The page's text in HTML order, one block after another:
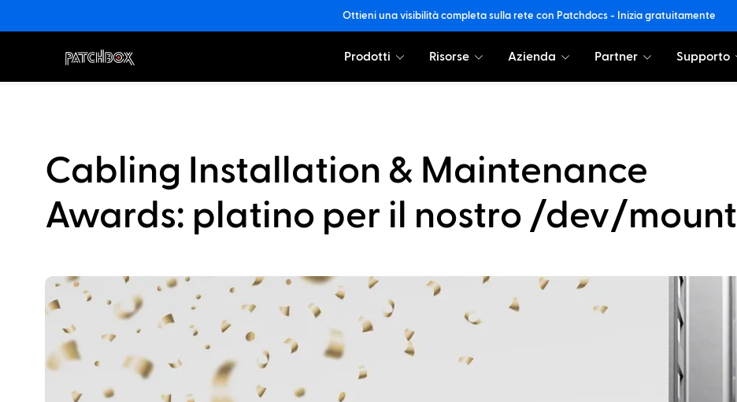
Ottieni una visibilità completa sulla rete con Patchdocs - Inizia gratuitamente
Prodotti Risorse Azienda Partner Supporto
Cabling Installation & Maintenance
Awards: platino per il nostro /dev/mount